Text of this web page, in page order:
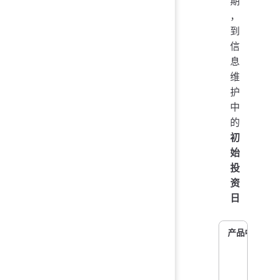
，
到
信
息
维
护
中
的
初
始
投
资
日
产品中对